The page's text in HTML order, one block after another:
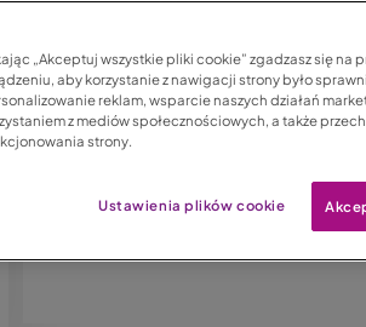
„Akceptuj wszystkie pliki cookie” zgadzasz się na
aby korzystanie z nawigacji strony było
reklam, wsparcie naszych działań
z mediów społecznościowych, a także
strony.
Ustawienia plików cookie